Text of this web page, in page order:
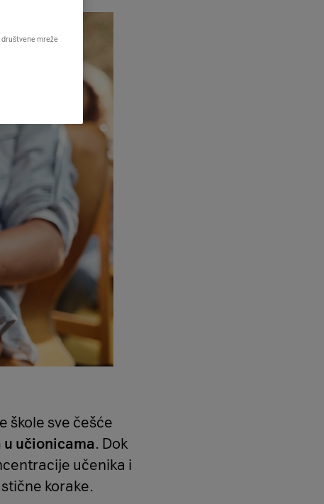
škole sve češće
učionicama. Dok
učenika i
korake.
mreže